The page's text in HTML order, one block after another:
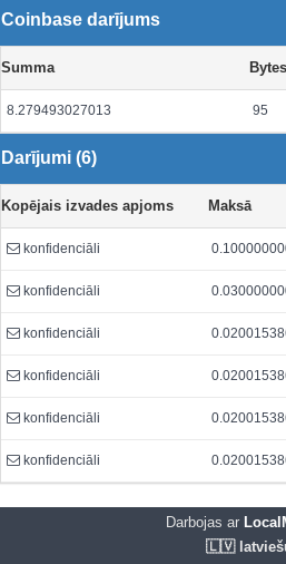
Coinbase darījums
Summa Bytes
8.279493027013 95
Darījumi (6)
Kopējais izvades apjoms Maksā
konfidenciāli
konfidenciāli
konfidenciāli
konfidenciāli
konfidenciāli
konfidenciāli
Darbojas ar
🇱🇻